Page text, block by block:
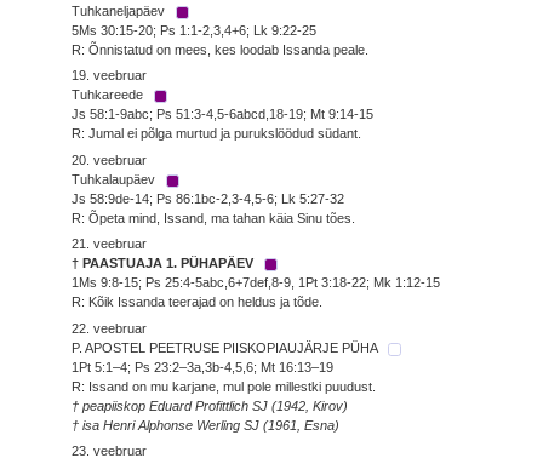
Tuhkaneljapäev
5Ms 30:15-20; Ps 1:1-2,3,4+6; Lk 9:22-25
R: Õnnistatud on mees, kes loodab Issanda peale.
19. veebruar
Tuhkareede
Js 58:1-9abc; Ps 51:3-4,5-6abcd,18-19; Mt 9:14-15
R: Jumal ei põlga murtud ja purukslöödud südant.
20. veebruar
Tuhkalaupäev
Js 58:9de-14; Ps 86:1bc-2,3-4,5-6; Lk 5:27-32
R: Õpeta mind, Issand, ma tahan käia Sinu tões.
21. veebruar
† PAASTUAJA 1. PÜHAPÄEV
1Ms 9:8-15; Ps 25:4-5abc,6+7def,8-9, 1Pt 3:18-22; Mk 1:12-15
R: Kõik Issanda teerajad on heldus ja tõde.
22. veebruar
P. APOSTEL PEETRUSE PIISKOPIAUJÄRJE PÜHA
1Pt 5:1–4; Ps 23:2–3a,3b-4,5,6; Mt 16:13–19
R: Issand on mu karjane, mul pole millestki puudust.
† peapiiskop Eduard Profittlich SJ (1942, Kirov)
† isa Henri Alphonse Werling SJ (1961, Esna)
23. veebruar